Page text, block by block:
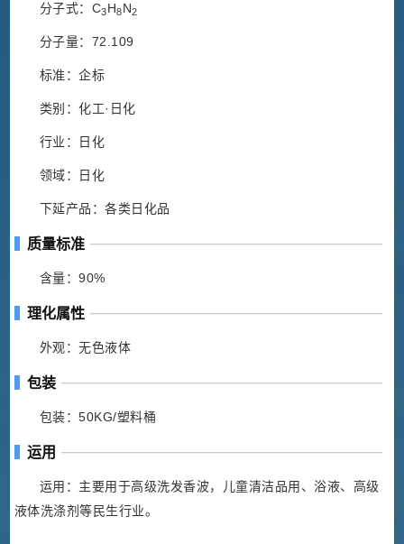
分子式：C3H8N2
分子量：72.109
标准：企标
类别：化工·日化
行业：日化
领域：日化
下延产品：各类日化品
质量标准
含量：90%
理化属性
外观：无色液体
包装
包装：50KG/塑料桶
运用
运用：主要用于高级洗发香波，儿童清洁品用、浴液、高级
液体洗涤剂等民生行业。